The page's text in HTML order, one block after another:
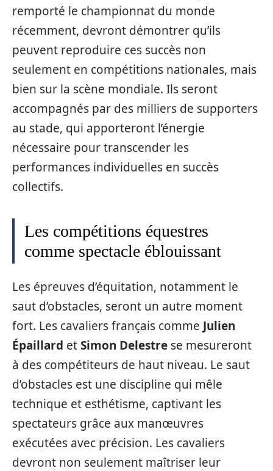
remporté le championnat du monde
récemment, devront démontrer qu’ils
peuvent reproduire ces succès non
seulement en compétitions nationales, mais
bien sur la scène mondiale. Ils seront
accompagnés par des milliers de supporters
au stade, qui apporteront l’énergie
nécessaire pour transcender les
performances individuelles en succès
collectifs.
Les compétitions équestres
comme spectacle éblouissant
Les épreuves d’équitation, notamment le
saut d’obstacles, seront un autre moment
fort. Les cavaliers français comme Julien
Épaillard etSimon Delestre se mesureront
à des compétiteurs de haut niveau. Le saut
d’obstacles est une discipline qui mêle
technique et esthétisme, captivant les
spectateurs grâce aux manœuvres
exécutées avec précision. Les cavaliers
devront non seulement maîtriser leur